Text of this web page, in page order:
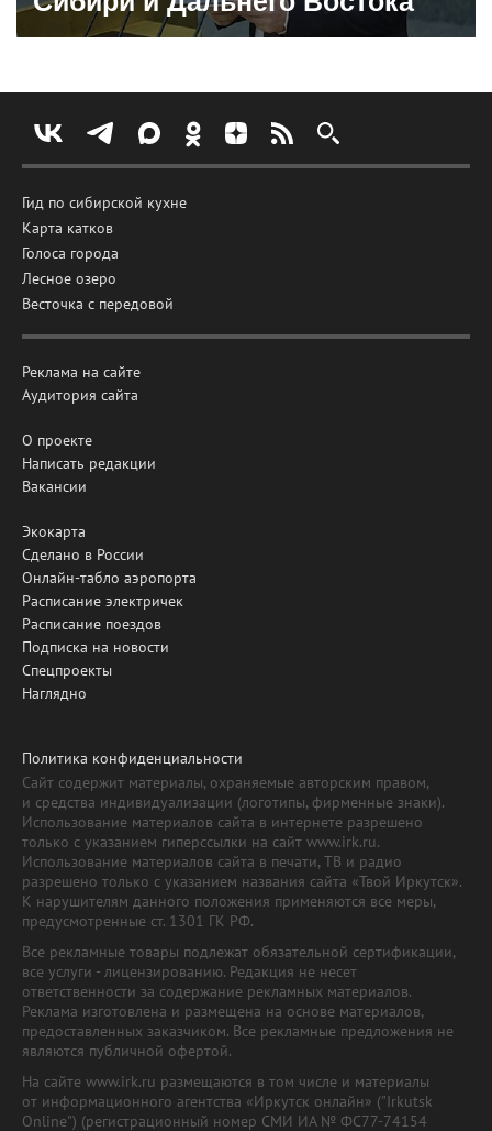
Гид по сибирской кухне
Карта катков
Голоса города
Лесное озеро
Весточка с передовой
Реклама на сайте
Аудитория сайта
О проекте
Написать редакции
Вакансии
Экокарта
Сделано в России
Онлайн-табло аэропорта
Расписание электричек
Расписание поездов
Подписка на новости
Спецпроекты
Наглядно
Политика конфиденциальности
Сайт содержит материалы, охраняемые авторским правом,
и средства индивидуализации (логотипы, фирменные знаки).
Использование материалов сайта в интернете разрешено
только с указанием гиперссылки на сайт www.irk.ru.
Использование материалов сайта в печати, ТВ и радио
разрешено только с указанием названия сайта «Твой Иркутск».
К нарушителям данного положения применяются все меры,
предусмотренные ст. 1301 ГК РФ.
Все рекламные товары подлежат обязательной сертификации,
все услуги - лицензированию. Редакция не несет
ответственности за содержание рекламных материалов.
Реклама изготовлена и размещена на основе материалов,
предоставленных заказчиком. Все рекламные предложения не
являются публичной офертой.
На сайте www.irk.ru размещаются в том числе и материалы
от информационного агентства «Иркутск онлайн» ("Irkutsk
Online") (регистрационный номер СМИ ИА № ФС77-74154